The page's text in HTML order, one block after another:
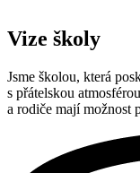
Vize školy
Jsme školou, která
s přátelskou
a rodiče mají možnost